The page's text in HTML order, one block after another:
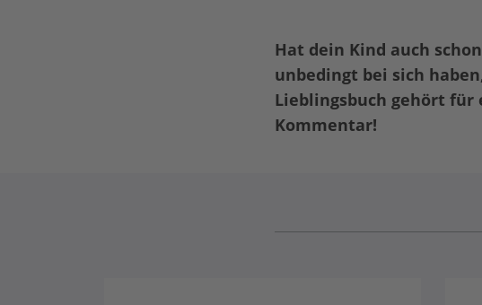
Hat dein Kind auch
unbedingt bei sich
Lieblingsbuch gehört für
Kommentar!